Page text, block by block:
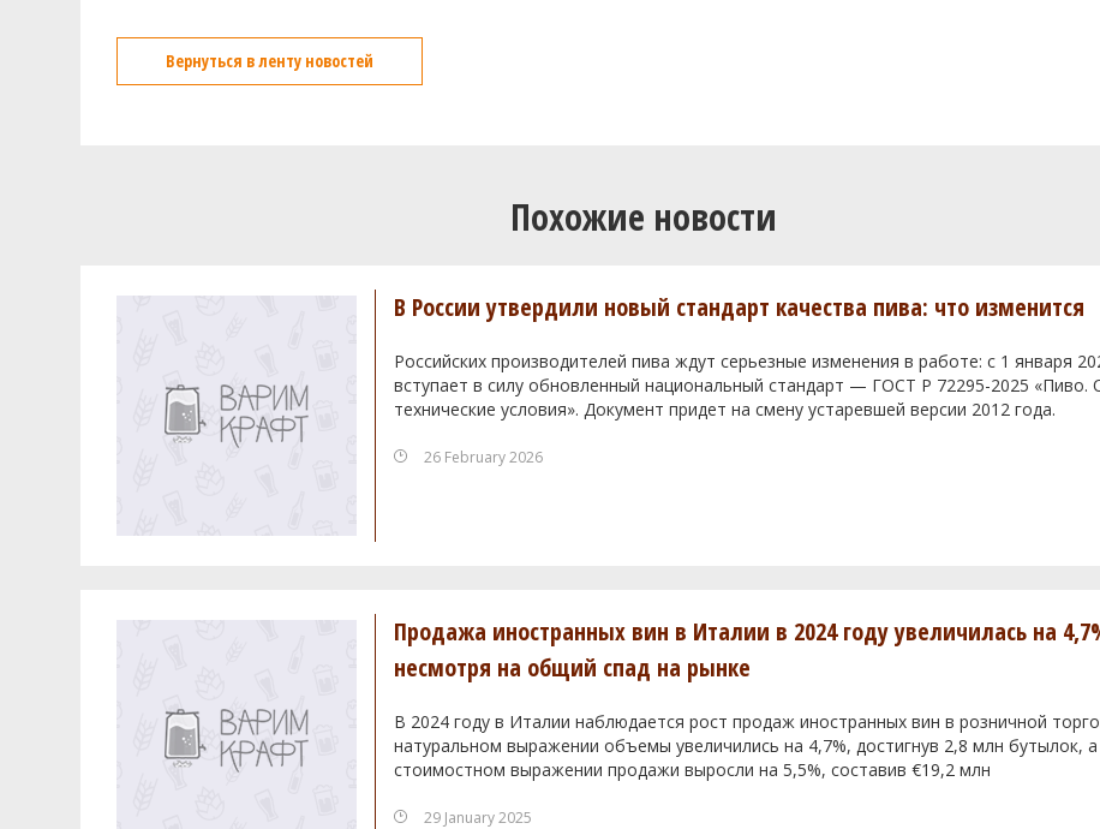
Вернуться в ленту новостей
Похожие новости
В России утвердили новый стандарт качества пива: что изменится
Российских производителей пива ждут серьезные изменения в работе: с 1 января
вступает в силу обновленный национальный стандарт — ГОСТ Р 72295-2025 «Пиво.
технические условия». Документ придет на смену устаревшей версии 2012 года.
26 February 2026
Продажа иностранных вин в Италии в 2024 году увеличилась на
несмотря на общий спад на рынке
В 2024 году в Италии наблюдается рост продаж иностранных вин в розничной
натуральном выражении объемы увеличились на 4,7%, достигнув 2,8 млн бутылок, а
стоимостном выражении продажи выросли на 5,5%, составив €19,2 млн
29 January 2025